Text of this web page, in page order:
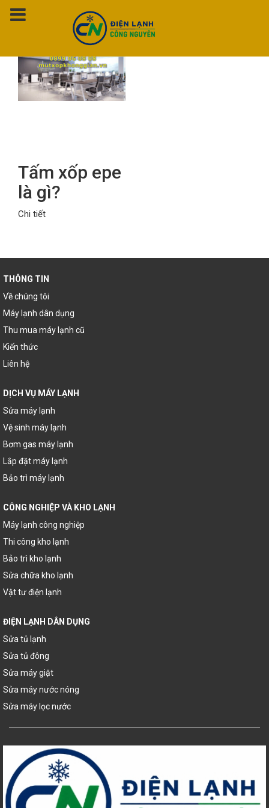
Thẻ: Tấm xốp epe là gì
Tấm xốp epe
là gì?
Chi tiết
THÔNG TIN
Về chúng tôi
Máy lạnh dân dụng
Thu mua máy lạnh cũ
Kiến thức
Liên hệ
DỊCH VỤ MÁY LẠNH
Sửa máy lạnh
Vệ sinh máy lạnh
Bơm gas máy lạnh
Lắp đặt máy lạnh
Bảo trì máy lạnh
CÔNG NGHIỆP VÀ KHO LẠNH
Máy lạnh công nghiệp
Thi công kho lạnh
Bảo trì kho lạnh
Sửa chữa kho lạnh
Vật tư điện lạnh
ĐIỆN LẠNH DÂN DỤNG
Sửa tủ lạnh
Sửa tủ đông
Sửa máy giặt
Sửa máy nước nóng
Sửa máy lọc nước